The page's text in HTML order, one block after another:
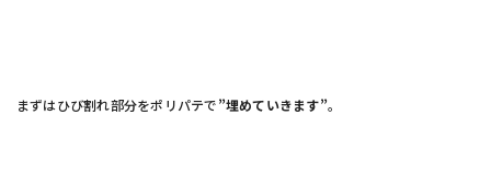
まずはひび割れ部分をポリパテで”埋めていきます”。